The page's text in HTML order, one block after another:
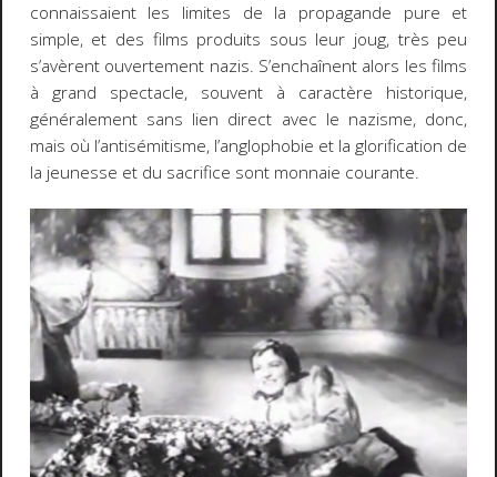
connaissaient les limites de la propagande pure et
simple, et des films produits sous leur joug, très peu
s’avèrent ouvertement nazis. S’enchaînent alors les films
à grand spectacle, souvent à caractère historique,
généralement sans lien direct avec le nazisme, donc,
mais où l’antisémitisme, l’anglophobie et la glorification de
la jeunesse et du sacrifice sont monnaie courante.